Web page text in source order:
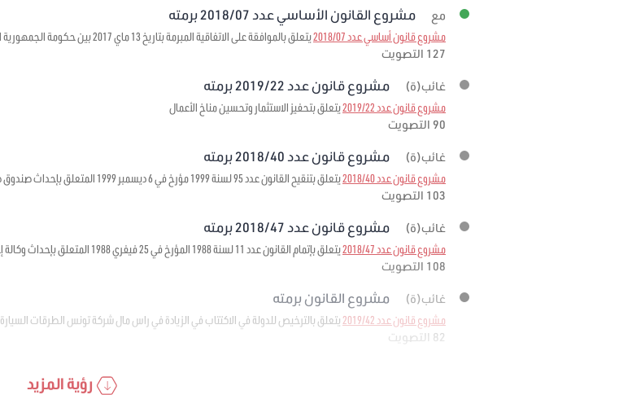
مع مشروع القانون الأساسي عدد 2018/07 برمته
مشروع قانون أساسي عدد 2018/07
يتعلق بالموافقة على الاتفاقية المبرمة بتاريخ 13 ماي 2017 بين حكومة الجمهورية التونسية وحكومة جمهورية الصين الشعبية حول بعث مراكز ثقافية
127 التصويت
غائب(ة) مشروع قانون عدد 2019/22 برمته
مشروع قانون عدد 2019/22
يتعلق بتحفيز الاستثمار وتحسين مناخ الأعمال
90 التصويت
غائب(ة) مشروع قانون عدد 2018/40 برمته
مشروع قانون عدد 2018/40
يتعلق بتنقيح القانون عدد 95 لسنة 1999 مؤرخ في 6 ديسمبر 1999 المتعلق بإحداث صندوق ضمان تمويل الصادرات لمرحلة ما قبل الشحن
103 التصويت
غائب(ة) مشروع قانون عدد 2018/47 برمته
مشروع قانون عدد 2018/47
يتعلق بإتمام القانون عدد 11 لسنة 1988 المؤرخ في 25 فيفري 1988 المتعلق بإحداث وكالة إحياء التراث والتنمية الثقافية
108 التصويت
غائب(ة) مشروع القانون برمته
مشروع قانون عدد 2019/42
يتعلق بالترخيص للدولة في الاكتتاب في الزيادة في راس مال شركة تونس الطرقات السيارة
82 التصويت
رؤية المزيد